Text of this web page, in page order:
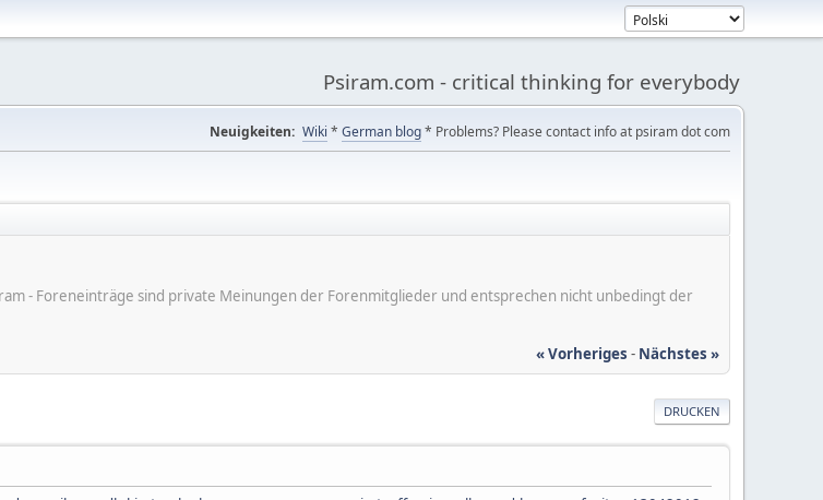
Psiram.com - critical thinking for everybody
Neuigkeiten: Wiki * German blog* Problems? Please contact info at psiram dot com
- Foreneinträge sind private Meinungen der Forenmitglieder und entsprechen nicht unbedingt der
« Vorheriges - Nächstes »
DRUCKEN